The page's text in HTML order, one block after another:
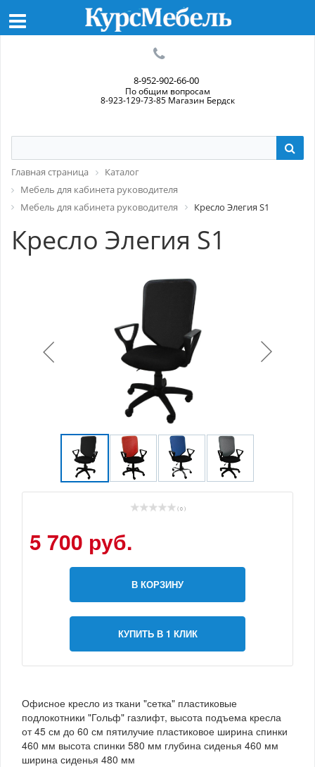
8-952-902-66-00
По общим вопросам
8-923-129-73-85 Магазин Бердск
Главная страница
Каталог
Мебель для кабинета руководителя
Мебель для кабинета руководителя
Кресло Элегия S1
Кресло Элегия S1
( 0 )
5 700 руб.
В КОРЗИНУ
КУПИТЬ В 1 КЛИК
Офисное кресло из ткани "сетка" пластиковые
подлокотники "Гольф" газлифт, высота подъема кресла
от 45 см до 60 см пятилучие пластиковое ширина спинки
460 мм высота спинки 580 мм глубина сиденья 460 мм
ширина сиденья 480 мм